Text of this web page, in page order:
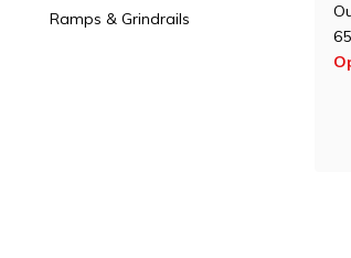
Ramps & Grindrails